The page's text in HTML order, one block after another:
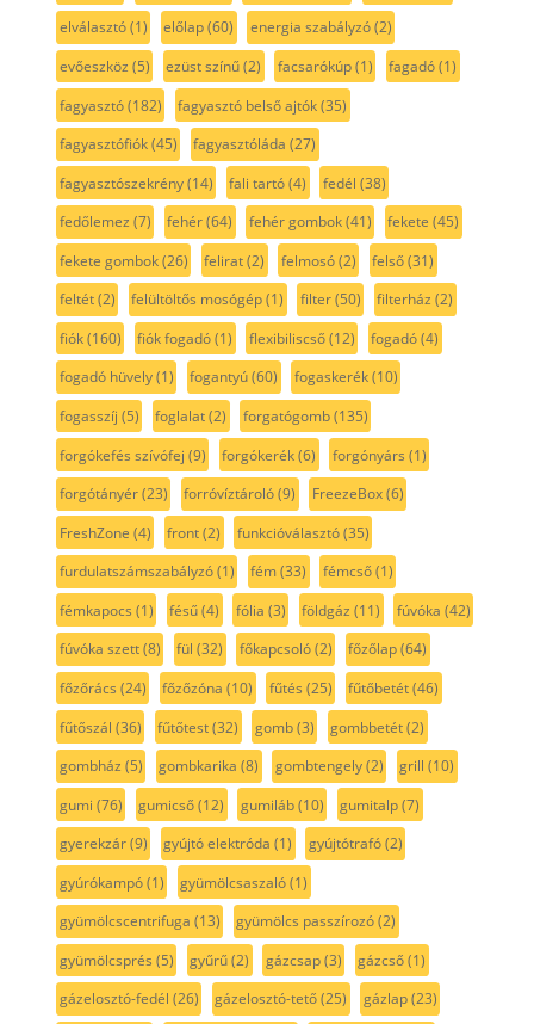
elválasztó(1) előlap(60) energia szabályzó(2)
evőeszköz (5) ezüst színű(2) facsarókúp(1) fagadó(1)
fagyasztó(182) fagyasztó belső ajtók(35)
fagyasztófiók(45) fagyasztóláda (27)
fagyasztószekrény(14) fali tartó(4) fedél (38)
fedőlemez (7) fehér(64) fehér gombok(41) fekete (45)
fekete gombok(26) felirat(2) felmosó(2) felső(31)
feltét(2) felültöltős mosógép(1) filter(50) filterház (2)
fiók(160) fiók fogadó(1) flexibiliscső(12) fogadó(4)
fogadó hüvely(1) fogantyú(60) fogaskerék(10)
fogasszíj (5) foglalat(2) forgatógomb(135)
forgókefés szívófej (9) forgókerék(6) forgónyárs (1)
forgótányér(23) forróvíztároló(9) FreezeBox(6)
FreshZone (4) front(2) funkcióválasztó(35)
furdulatszámszabályzó(1) fém(33) fémcső(1)
fémkapocs (1) fésű(4) fólia (3) földgáz (11) fúvóka (42)
fúvóka szett(8) fül (32) főkapcsoló(2) főzőlap(64)
főzőrács (24) főzőzóna (10) fűtés (25) fűtőbetét(46)
fűtőszál (36) fűtőtest(32) gomb(3) gombbetét(2)
gombház (5) gombkarika (8) gombtengely(2) grill (10)
gumi (76) gumicső(12) gumiláb(10) gumitalp(7)
gyerekzár(9) gyújtó elektróda (1) gyújtótrafó(2)
gyúrókampó(1) gyümölcsaszaló(1)
gyümölcscentrifuga (13) gyümölcs passzírozó(2)
gyümölcsprés (5) gyűrű(2) gázcsap(3) gázcső(1)
gázelosztó-fedél (26) gázelosztó-tető(25) gázlap(23)